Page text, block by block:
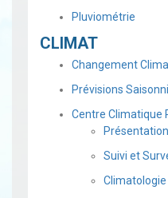
Pluviométrie
CLIMAT
Changement
Prévisions
Centre Climatique
Présentation
Suivi et